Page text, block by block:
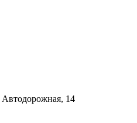
Автодорожная, 14